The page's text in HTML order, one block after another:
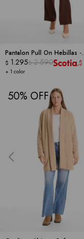
Pantalon Pull On Hebillas -
DICTIONARY
+ 1 color
$ 1.295$ 2.590 $
50